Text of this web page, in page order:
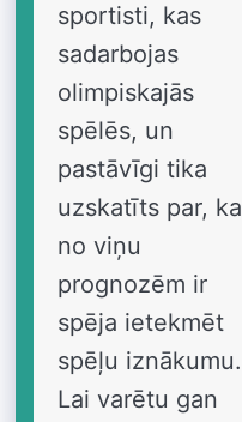
sportisti, kas
sadarbojas
olimpiskajās
spēlēs, un
pastāvīgi tika
uzskatīts par, ka
no viņu
prognozēm ir
spēja ietekmēt
spēļu iznākumu.
Lai varētu gan